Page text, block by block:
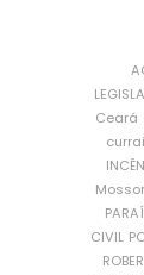
Ceará
CIVIL